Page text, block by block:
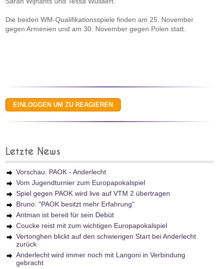
Die beiden WM-Qualifikationsspiele finden am 25. November
gegen Armenien und am 30. November gegen Polen statt.
Letzte News
Vorschau: PAOK - Anderlecht
Vom Jugendturnier zum Europapokalspiel
Spiel gegen PAOK wird live auf VTM 2 übertragen
Bruno: "PAOK besitzt mehr Erfahrung"
Antman ist bereit für sein Debüt
Coucke reist mit zum wichtigen Europapokalspiel
Vertonghen blickt auf den schwierigen Start bei Anderlecht
zurück
Anderlecht wird immer noch mit Langoni in Verbindung
gebracht